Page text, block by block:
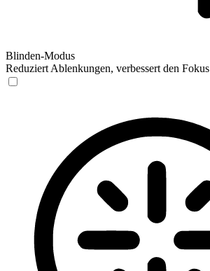
Blinden-Modus
Reduziert Ablenkungen, verbessert den Fokus